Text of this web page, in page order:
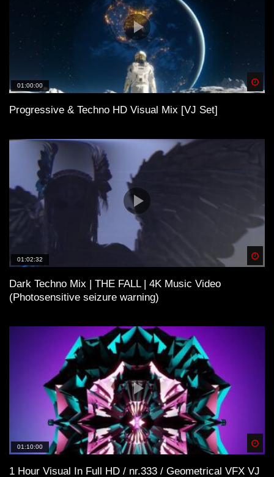
01:00:00
Progressive & Techno HD Visual Mix [VJ Set]
01:02:32
Dark Techno Mix | THE FALL | 4K Music Video
(Photosensitive seizure warning)
01:10:00
1 Hour Visual In Full HD / nr.333 / Geometrical VFX VJ
Anzeige
×